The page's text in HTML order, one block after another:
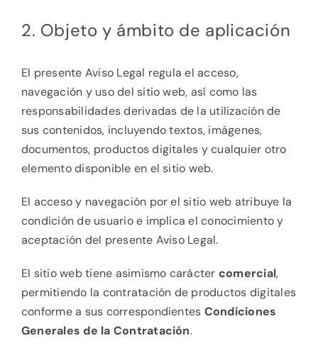
2. Objeto y ámbito de aplicación
El presente Aviso Legal regula el acceso,
navegación y uso del sitio web, así como las
responsabilidades derivadas de la utilización de
sus contenidos, incluyendo textos, imágenes,
documentos, productos digitales y cualquier otro
elemento disponible en el sitio web.
El acceso y navegación por el sitio web atribuye la
condición de usuario e implica el conocimiento y
aceptación del presente Aviso Legal.
El sitio web tiene asimismo carácter comercial,
permitiendo la contratación de productos digitales
conforme a sus correspondientes Condiciones
Generales de la Contratación.